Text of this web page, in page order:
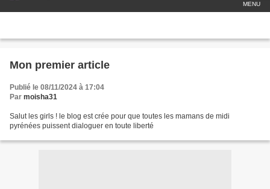
MENU
Mon premier article
Publié le 08/11/2024 à 17:04
Par moisha31
Salut les girls ! le blog est crée pour que toutes les mamans de midi
pyrénées puissent dialoguer en toute liberté